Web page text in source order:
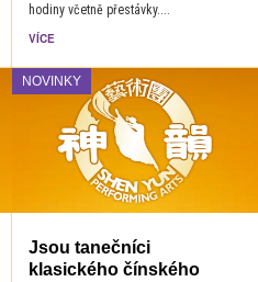
hodiny včetně přestávky....
VÍCE
NOVINKY
Jsou tanečníci
klasického čínského